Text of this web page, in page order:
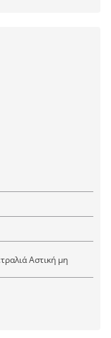
Αστική μη